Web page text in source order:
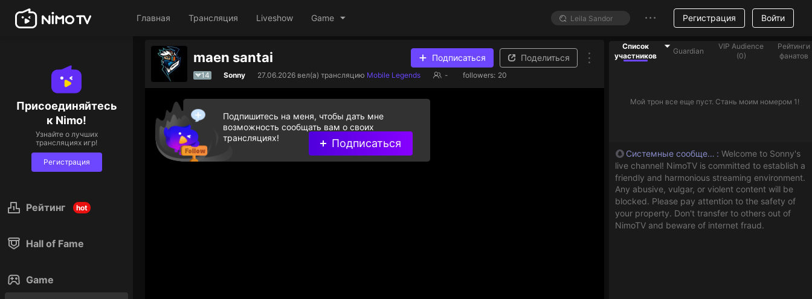
Главная Трансляция Liveshow Game Регистрация Войти
Присоединяйтесь
к Nimo!
Узнайте о лучших
трансляциях игр!
Регистрация
Рейтинг hot
Hall of Fame
Game
maen santai Подписаться Поделиться
14 Sonny 27.06.2026 вел(а) трансляцию Mobile Legends - followers: 20
Подпишитесь на меня, чтобы дать мне
возможность сообщать вам о своих
трансляциях!
Подписаться
Список
участников
Guardian
VIP Audience
(0)
Рейтинги
фанатов
Мой трон все еще пуст. Стань моим номером 1!
Системные сообщения : Welcome to Sonny's
live channel! NimoTV is committed to establish a
friendly and harmonious streaming environment.
Any abusive, vulgar, or violent content will be
blocked. Please pay attention to the safety of
your property. Don't transfer to others out of
NimoTV and beware of internet fraud.